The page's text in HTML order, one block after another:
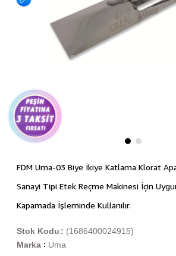
FDM Uma-03 Biye İkiye Katlama Klorat
Sanayi Tipi Etek Reçme Makinesi İçin
Kapamada İşleminde Kullanılır.
(1686400024915)
Stok Kodu
Marka : Uma